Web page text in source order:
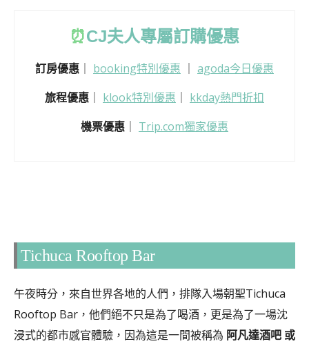
⏰CJ夫人專屬訂購優惠
訂房優惠 booking特別優惠
agoda今日優惠
旅程優惠
klook特別優惠
kkday熱門折扣
機票優惠 ｜ Trip.com獨家優惠
Tichuca Rooftop Bar
午夜時分，來自世界各地的人們，排隊入場朝聖Tichuca
Rooftop Bar，他們絕不只是為了喝酒，更是為了一場沈
浸式的都市感官體驗，因為這是一間被稱為 阿凡達酒吧 或